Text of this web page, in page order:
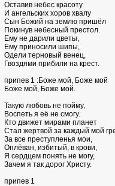
Оставив небес красоту
И ангельских хоров хвалу
Сын Божий на землю пришёл
Покинув небесный престол.
Ему не дарили цветы,
Ему приносили шипы,
Одели терновый венец,
Гвоздями прибили на крест.
припев 1 :Боже мой, Боже мой
Боже мой, Боже мой.
Такую любовь не пойму,
Воспеть я её не смогу.
Кто движет мирами планет
Стал жертвой за каждый мой
За все преступленья мои,
Оплёван, избитый, в крови,
Я сердцем понять не могу,
Зачем я так дорог Христу.
припев 1